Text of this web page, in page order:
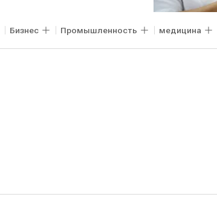
Бизнес Промышленность медицина